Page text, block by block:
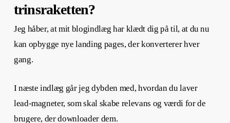
trinsraketten?
Jeg håber, at mit blogindlæg har klædt dig på til, at du nu
kan opbygge nye landing pages, der konverterer hver
gang.
I næste indlæg går jeg dybden med, hvordan du laver
lead-magneter, som skal skabe relevans og værdi for de
brugere, der downloader dem.